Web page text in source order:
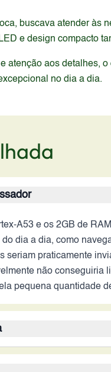
buscava atender às
e design compacto
atenção aos detalhes,
no dia a dia.
A53 e os 2GB de
dia a dia, como
seriam praticamente
não conseguiria
pequena quantidade